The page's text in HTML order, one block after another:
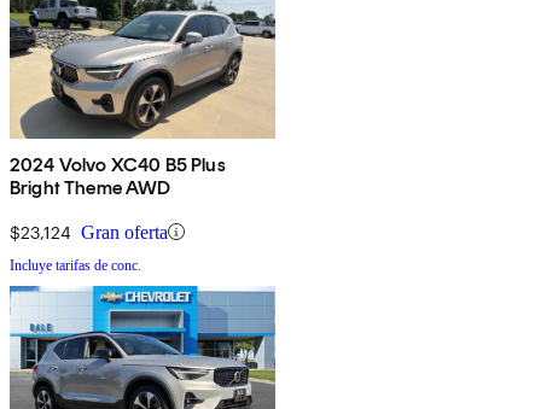
2024 Volvo XC40 B5 Plus
Bright Theme AWD
$23,124 Gran oferta
Incluye tarifas de conc.